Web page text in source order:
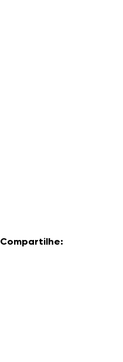
Compartilhe: